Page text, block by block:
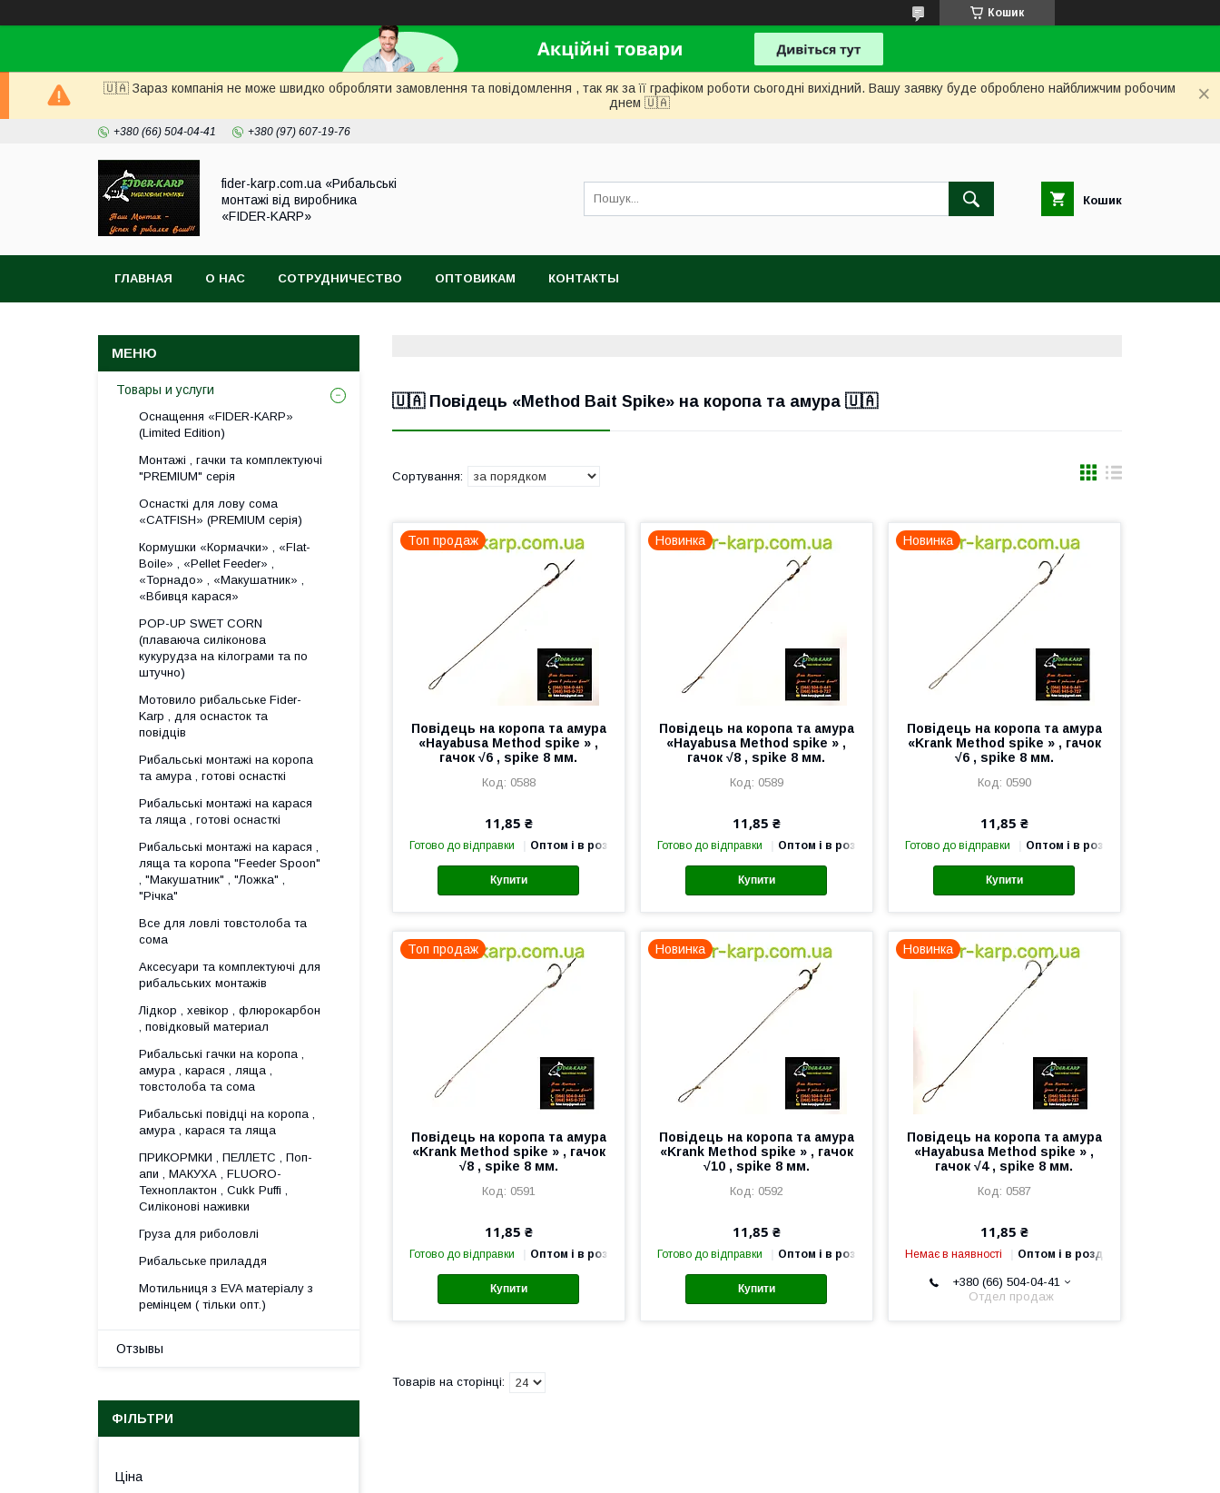
Кошик
🇺🇦 Зараз компанія не може швидко обробляти замовлення та повідомлення , так як за її графіком роботи сьогодні вихідний. Вашу заявку буде оброблено найближчим робочим
днем ​​🇺🇦
+380 (66) 504-04-41 +380 (97) 607-19-76
fider-karp.com.ua «Рибальські
монтажі від виробника
«FIDER-KARP»
Кошик
ГЛАВНАЯ О НАС СОТРУДНИЧЕСТВО ОПТОВИКАМ КОНТАКТЫ
🇺🇦 Повідець «Method Bait Spike» на коропа та амура 🇺🇦
Топ продаж
Повідець на коропа та амура
«Hayabusa Method spike » ,
гачок √6 , spike 8 мм.
0588
11,85 ₴
Готово до відправки Оптом і в роздріб
Купити
Новинка
Повідець на коропа та амура
«Hayabusa Method spike » ,
гачок √8 , spike 8 мм.
0589
11,85 ₴
Готово до відправки Оптом і в роздріб
Купити
Новинка
Повідець на коропа та амура
«Krank Method spike » , гачок
√6 , spike 8 мм.
0590
11,85 ₴
Готово до відправки Оптом і в роздріб
Купити
Топ продаж
Повідець на коропа та амура
«Krank Method spike » , гачок
√8 , spike 8 мм.
0591
11,85 ₴
Готово до відправки Оптом і в роздріб
Купити
Новинка
Повідець на коропа та амура
«Krank Method spike » , гачок
√10 , spike 8 мм.
0592
11,85 ₴
Готово до відправки Оптом і в роздріб
Купити
Новинка
Повідець на коропа та амура
«Hayabusa Method spike » ,
гачок √4 , spike 8 мм.
0587
11,85 ₴
Немає в наявності Оптом і в роздріб
+380 (66) 504-04-41
Отдел продаж
Товары и услуги
Оснащення «FIDER-KARP»
(Limited Edition)
Монтажі , гачки та комплектуючі
"PREMIUM" серія
Оснасткі для лову сома
«CATFISH» (PREMIUM серія)
Кормушки «Кормачки» , «Flat-
Boile» , «Pellet Feeder» ,
«Торнадо» , «Макушатник» ,
«Вбивця карася»
POP-UP SWET CORN
(плаваюча силіконова
кукурудза на кілограми та по
штучно)
Мотовило рибальське Fider-
Karp , для оснасток та
повідців
Рибальські монтажі на коропа
та амура , готові оснасткі
Рибальські монтажі на карася
та ляща , готові оснасткі
Рибальські монтажі на карася ,
ляща та коропа "Feeder Spoon"
, "Макушатник" , "Ложка" ,
"Річка"
Все для ловлi товстолоба та
сома
Аксесуари та комплектуючі для
рибальських монтажів
Лідкор , хевікор , флюрокарбон
, повідковый материал
Рибальські гачки на коропа ,
амура , карася , ляща ,
товстолоба та сома
Рибальські повідці на коропа ,
амура , карася та ляща
ПРИКОРМКИ , ПЕЛЛЕТС , Поп-
апи , МАКУХА , FLUORО-
Техноплактон , Cukk Puffi ,
Силіконові наживки
Груза для риболовлі
Рибальське приладдя
Мотильниця з EVA матеріалу з
ремінцем ( тільки опт.)
Отзывы
ФІЛЬТРИ
Ціна